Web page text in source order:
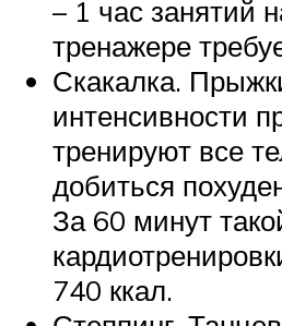
– 1 час занятий
тренажере
Скакалка.
интенсивности
тренируют все
добиться
За 60 минут
740 ккал.